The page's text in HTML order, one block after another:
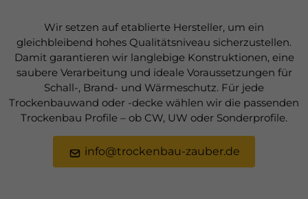
Wir setzen auf etablierte Hersteller, um ein
gleichbleibend hohes Qualitätsniveau sicherzustellen.
Damit garantieren wir langlebige Konstruktionen, eine
saubere Verarbeitung und ideale Voraussetzungen für
Schall-, Brand- und Wärmeschutz. Für jede
Trockenbauwand oder -decke wählen wir die passenden
Trockenbau Profile – ob CW, UW oder Sonderprofile.
info@trockenbau-zauber.de